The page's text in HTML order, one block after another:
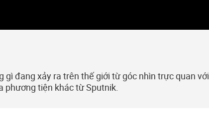
đang xảy ra trên thế giới từ góc nhìn trực quan với
phương tiện khác từ Sputnik.